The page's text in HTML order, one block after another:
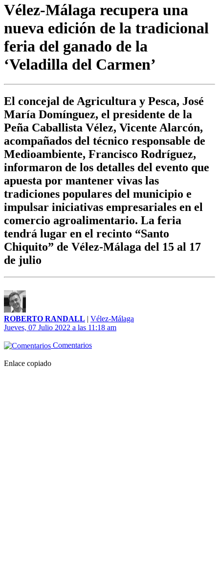
Vélez-Málaga recupera una
nueva edición de la tradicional
feria del ganado de la
‘Veladilla del Carmen’
El concejal de Agricultura y Pesca, José
María Domínguez, el presidente de la
Peña Caballista Vélez, Vicente Alarcón,
acompañados del técnico responsable de
Medioambiente, Francisco Rodríguez,
informaron de los detalles del evento que
apuesta por mantener vivas las
tradiciones populares del municipio e
impulsar iniciativas empresariales en el
comercio agroalimentario. La feria
tendrá lugar en el recinto “Santo
Chiquito” de Vélez-Málaga del 15 al 17
de julio
ROBERTO RANDALL | Vélez-Málaga
Jueves, 07 Julio 2022 a las 11:18 am
Comentarios
Enlace copiado